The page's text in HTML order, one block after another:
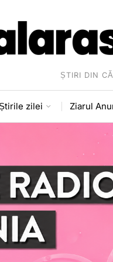
ȘTIRI DIN
zilei Ziarul